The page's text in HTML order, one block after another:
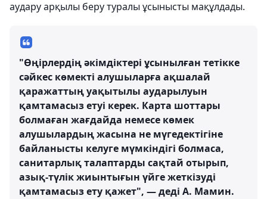
аудару арқылы беру туралы ұсынысты мақұлдады.
"Өңірлердің әкімдіктері ұсынылған тетікке
сәйкес көмекті алушыларға ақшалай
қаражаттың уақытылы аударылуын
қамтамасыз етуі керек. Карта шоттары
болмаған жағдайда немесе көмек
алушылардың жасына не мүгедектігіне
байланысты келуге мүмкіндігі болмаса,
санитарлық талаптарды сақтай отырып,
азық-түлік жиынтығын үйге жеткізуді
қамтамасыз ету қажет", — деді А. Мамин.